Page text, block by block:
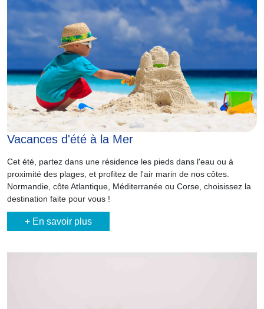
Vacances d'été à la Mer
Cet été, partez dans une résidence les pieds dans l'eau ou à
proximité des plages, et profitez de l'air marin de nos côtes.
Normandie, côte Atlantique, Méditerranée ou Corse, choisissez la
destination faite pour vous !
+ En savoir plus